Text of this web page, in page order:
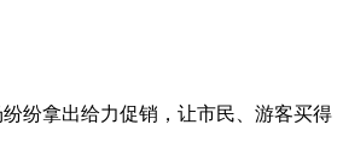
纷拿出给力促销，让市民、游客买得